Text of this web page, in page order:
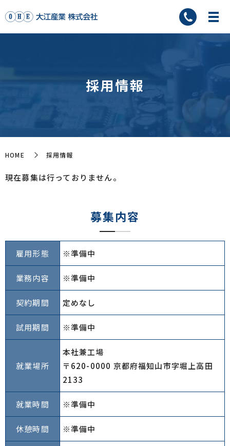
採用情報
HOME 採用情報
現在募集は行っておりません。
募集内容
雇用形態 ※準備中
業務内容 ※準備中
契約期間 定めなし
試用期間 ※準備中
就業場所
本社兼工場
〒620-0000 京都府福知山市字堀上高田
2133
就業時間 ※準備中
休憩時間 ※準備中